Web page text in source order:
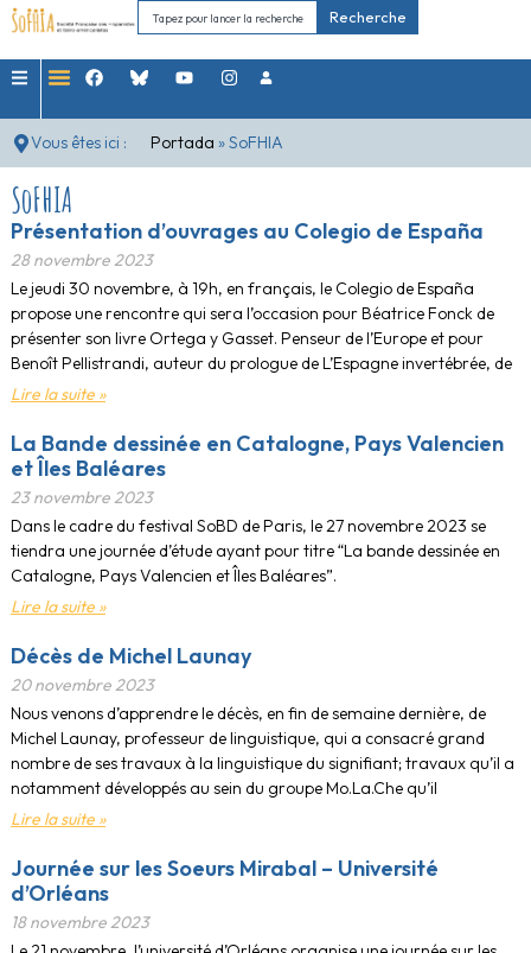
Recherche
Vous êtes ici : Portada »SoFHIA
SoFHIA
Présentation d’ouvrages au Colegio de España
28 novembre 2023
Le jeudi 30 novembre, à 19h, en français, le Colegio de España
propose une rencontre qui sera l’occasion pour Béatrice Fonck de
présenter son livre Ortega y Gasset. Penseur de l’Europe et pour
Benoît Pellistrandi, auteur du prologue de L’Espagne invertébrée, de
Lire la suite »
La Bande dessinée en Catalogne, Pays Valencien
et Îles Baléares
23 novembre 2023
Dans le cadre du festival SoBD de Paris, le 27 novembre 2023 se
tiendra une journée d’étude ayant pour titre “La bande dessinée en
Catalogne, Pays Valencien et Îles Baléares”.
Lire la suite »
Décès de Michel Launay
20 novembre 2023
Nous venons d’apprendre le décès, en fin de semaine dernière, de
Michel Launay, professeur de linguistique, qui a consacré grand
nombre de ses travaux à la linguistique du signifiant; travaux qu’il a
notamment développés au sein du groupe Mo.La.Che qu’il
Lire la suite »
Journée sur les Soeurs Mirabal – Université
d’Orléans
18 novembre 2023